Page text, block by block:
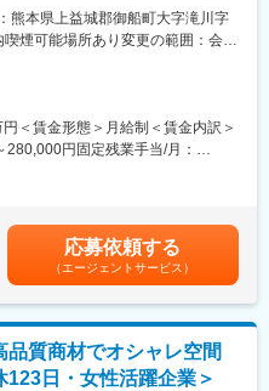
プ等
社向け
ス・住宅設備
など
も携われる
社向け
ラ資材
向けに、本部への商品導入に向け
要望に適した商材を探し、提案し
ら、営業発信で最適な商材を提案
者：月8,000円／子1人につき：
20,000円 など
熊本県上益城郡御船町大字滝川字
煙可能場所あり変更の範囲：会社
＜賃金形態＞月給制＜賃金内訳＞
円固定残業手当/月：
。■昇給／年1回（4月）■賞与／年
して固定金額を支給 ( 時間外手
し時間外手当 20時間分※超過分は
当/住宅手当/家族手当/残業手当/
の金額であり、選考を通じて上下
額)は固定手当を含めた表記です。
応募依頼する
（エージェントサービス）
質商材でオシャレ空間
日・女性活躍企業＞